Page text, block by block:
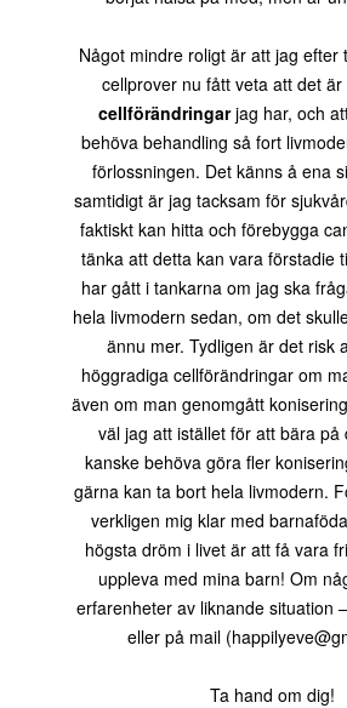
Något mindre roligt är att jag efter
cellprover nu fått veta att det är
cellförändringarjag har, och
behöva behandling så fort
förlossningen. Det känns å ena
samtidigt är jag tacksam för
faktiskt kan hitta och förebygga
tänka att detta kan vara förstadie
har gått i tankarna om jag ska
hela livmodern sedan, om det
ännu mer. Tydligen är det risk
höggradiga cellförändringar om
även om man genomgått
väl jag att istället för att bära på
kanske behöva göra fler
gärna kan ta bort hela livmodern.
verkligen mig klar med
högsta dröm i livet är att få vara
uppleva med mina barn! Om
erfarenheter av liknande situation
eller på mail
Ta hand om dig!